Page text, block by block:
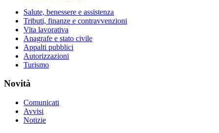
Salute, benessere e assistenza
Tributi, finanze e contravvenzioni
Vita lavorativa
Anagrafe e stato civile
Appalti pubblici
Autorizzazioni
Turismo
Novità
Comunicati
Avvisi
Notizie